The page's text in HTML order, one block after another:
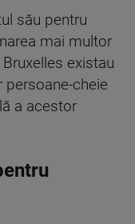
său pentru
mai multor
existau
cheie
a acestor